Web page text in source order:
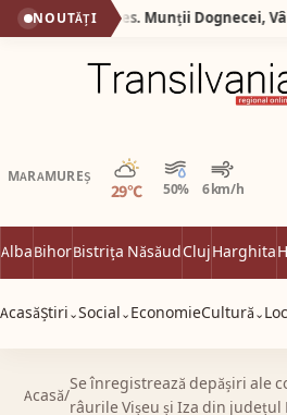
NOUTĂȚI
MARAMUREȘ
29°C 50% 6 km/h
Parțial noros
AlbaBihorBistrița NăsăudClujHarghita
AcasăȘtiri ⌄Social ⌄ EconomieCultură ⌄
Acasă/
Se înregistrează depășiri ale
râurile Vișeu și Iza din